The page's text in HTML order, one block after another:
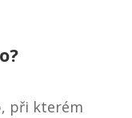
při kterém